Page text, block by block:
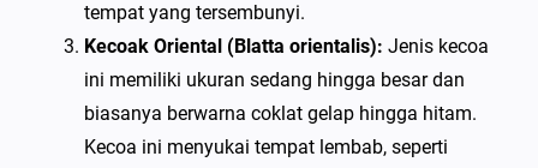
tempat yang tersembunyi.
Kecoak Oriental (Blatta orientalis): Jenis kecoa
ini memiliki ukuran sedang hingga besar dan
biasanya berwarna coklat gelap hingga hitam.
Kecoa ini menyukai tempat lembab, seperti